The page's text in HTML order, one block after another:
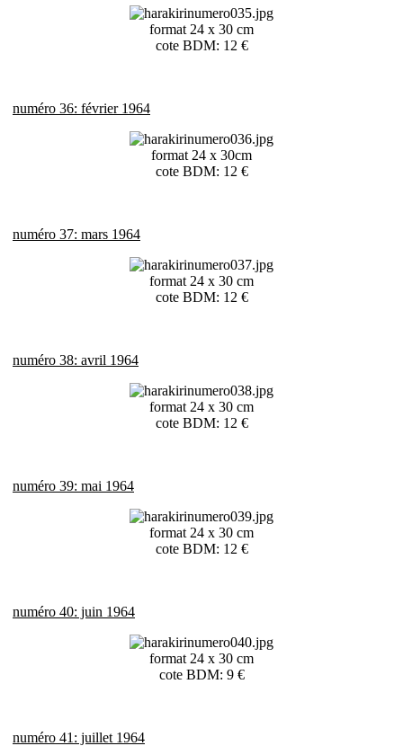
format 24 x 30 cm
cote BDM: 12 €
numéro 36: février 1964
format 24 x 30cm
cote BDM: 12 €
numéro 37: mars 1964
format 24 x 30 cm
cote BDM: 12 €
numéro 38: avril 1964
format 24 x 30 cm
cote BDM: 12 €
numéro 39: mai 1964
format 24 x 30 cm
cote BDM: 12 €
numéro 40: juin 1964
format 24 x 30 cm
cote BDM: 9 €
numéro 41: juillet 1964